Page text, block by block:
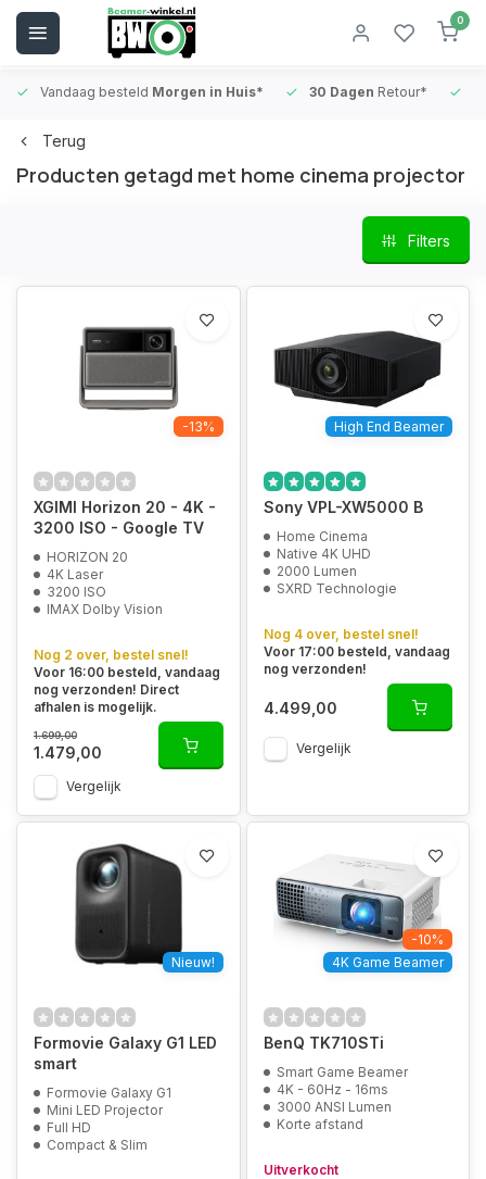
0
Vandaag besteld Morgen in Huis* 30 Dagen Retour*
Terug
Producten getagd met home cinema projector
Filters
-13%
XGIMI Horizon 20 - 4K -
3200 ISO - Google TV
HORIZON 20
4K Laser
3200 ISO
IMAX Dolby Vision
Nog 2 over, bestel snel!
Voor 16:00 besteld, vandaag
nog verzonden! Direct
afhalen is mogelijk.
1.699,00
1.479,00
Vergelijk
High End Beamer
Sony VPL-XW5000 B
Home Cinema
Native 4K UHD
2000 Lumen
SXRD Technologie
Nog 4 over, bestel snel!
Voor 17:00 besteld, vandaag
nog verzonden!
4.499,00
Vergelijk
Nieuw!
Formovie Galaxy G1 LED
smart
Formovie Galaxy G1
Mini LED Projector
Full HD
Compact & Slim
-10%
4K Game Beamer
BenQ TK710STi
Smart Game Beamer
4K - 60Hz - 16ms
3000 ANSI Lumen
Korte afstand
Uitverkocht